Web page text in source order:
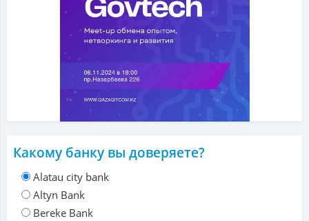
Какому банку вы доверяете?
Alatau city bank
Altyn Bank
Bereke Bank